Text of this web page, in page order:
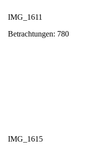
IMG_1611
Betrachtungen: 780
IMG_1615